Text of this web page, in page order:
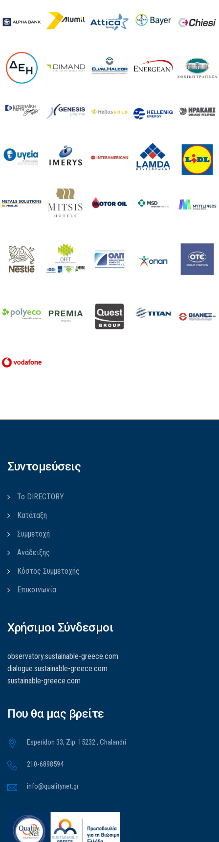
Συντομεύσεις
Το DIRECTORY
Κατάταξη
Συμμετοχή
Ανάδειξης
Κόστος Συμμετοχής
Επικοινωνία
Χρήσιμοι Σύνδεσμοι
observatory.sustainable-greece.com
dialogue.sustainable-greece.com
sustainable-greece.com
Που θα μας βρείτε
Esperidon 33, Zip: 15232 , Chalandri
210-6898594
info@qualitynet.gr